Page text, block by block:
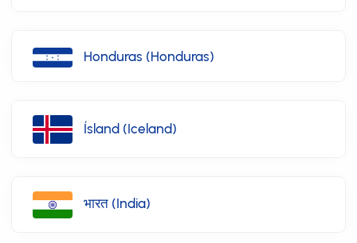
Honduras (Honduras)
Ísland (Iceland)
भारत (India)